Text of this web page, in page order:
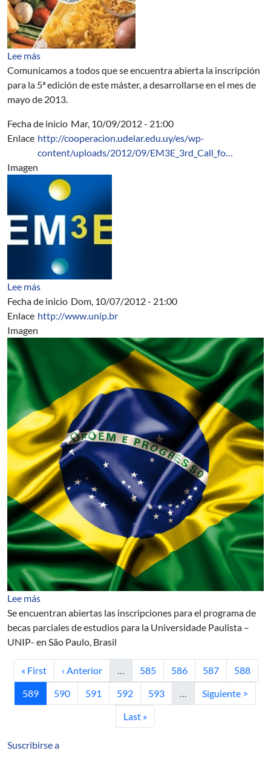
Lee mássobre MASTER INTERNACIONAL EN TECNOLOGÍA
Comunicamos a todos que se encuentra abierta la inscripción
para la 5ª edición de este máster, a desarrollarse en el mes de
mayo de 2013.
Fecha de inicio Mar, 10/09/2012 - 21:00
Enlace http://cooperacion.udelar.edu.uy/es/wp-
content/uploads/2012/09/EM3E_3rd_Call_fo…
Imagen
Lee mássobre EM3E Erasmus Mundus Master en Ingeniería de
Fecha de inicio Dom, 10/07/2012 - 21:00
Enlace http://www.unip.br
Imagen
Lee mássobre Brazil: economic outlook, business and
Se encuentran abiertas las inscripciones para el programa de
becas parciales de estudios para la Universidade Paulista –
UNIP- en São Paulo, Brasil
Primera página
« First Página anterior
‹ Anterior … Página
585 Página
586 Página
587 Página
588
Página actual
589 Página
590 Página
591 Página
592 Página
593 … Siguiente página
Siguiente >
Última página
Last »
Suscribirse a